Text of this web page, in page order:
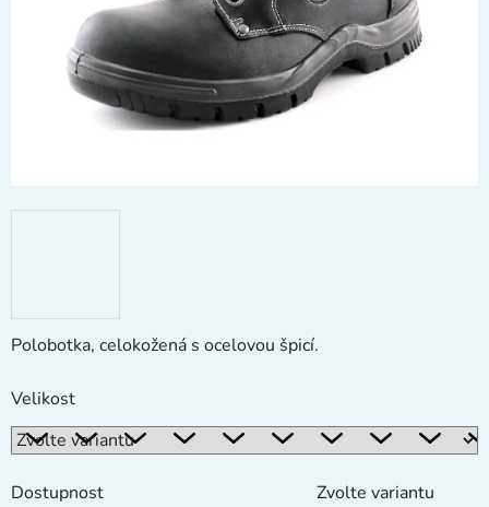
Polobotka, celokožená s ocelovou špicí.
Velikost
Dostupnost
Zvolte variantu
hvězdiček.